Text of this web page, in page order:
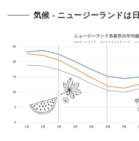
気候 ‐ ニュージーランドは